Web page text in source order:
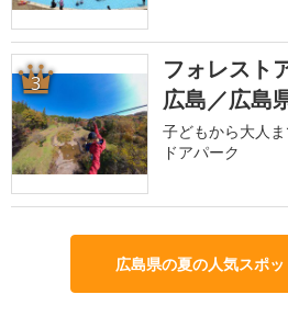
3
フォレスト
広島／広島
子どもから大人
ドアパーク
広島県の夏の人気スポ